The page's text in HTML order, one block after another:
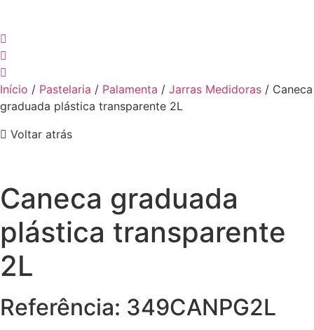
Início / Pastelaria / Palamenta / Jarras Medidoras / Caneca
graduada plástica transparente 2L
Voltar atrás
Caneca graduada
plástica transparente
2L
Referência: 349CANPG2L